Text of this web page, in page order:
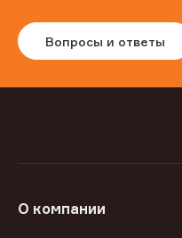
Вопросы и ответы
О компании